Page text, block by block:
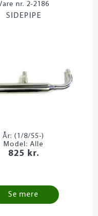
2-2186
SIDEPIPE
År:(1/8/55-)
Model: Alle
825 kr.
Se mere